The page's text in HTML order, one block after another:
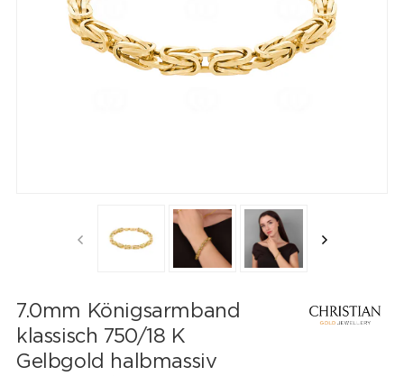
7.0mm Königsarmband
klassisch 750/18 K
Gelbgold halbmassiv